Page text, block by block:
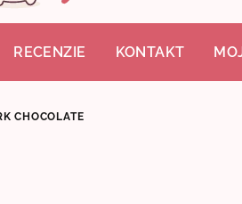
RECENZIE KONTAKT
CHOCOLATE